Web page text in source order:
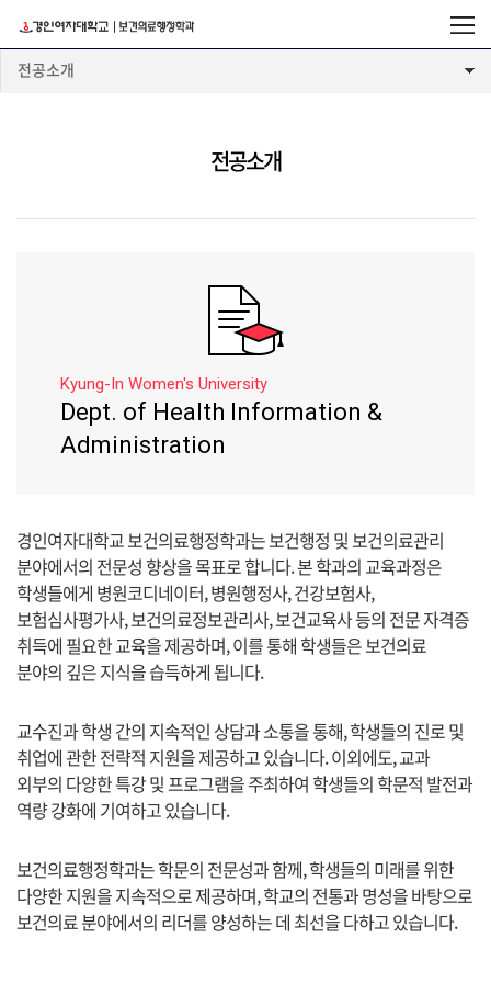
전공소개
전공소개
Kyung-In Women's University
Dept. of Health Information &
Administration
경인여자대학교 보건의료행정학과는 보건행정 및 보건의료관리
분야에서의 전문성 향상을 목표로 합니다. 본 학과의 교육과정은
학생들에게 병원코디네이터, 병원행정사, 건강보험사,
보험심사평가사, 보건의료정보관리사, 보건교육사 등의 전문 자격증
취득에 필요한 교육을 제공하며, 이를 통해 학생들은 보건의료
분야의 깊은 지식을 습득하게 됩니다.
교수진과 학생 간의 지속적인 상담과 소통을 통해, 학생들의 진로 및
취업에 관한 전략적 지원을 제공하고 있습니다. 이외에도, 교과
외부의 다양한 특강 및 프로그램을 주최하여 학생들의 학문적 발전과
역량 강화에 기여하고 있습니다.
보건의료행정학과는 학문의 전문성과 함께, 학생들의 미래를 위한
다양한 지원을 지속적으로 제공하며, 학교의 전통과 명성을 바탕으로
보건의료 분야에서의 리더를 양성하는 데 최선을 다하고 있습니다.